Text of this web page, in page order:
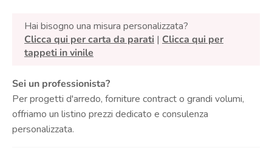
Hai bisogno una misura personalizzata?
Clicca qui per carta da parati | Clicca qui per
tappeti in vinile
Sei un professionista?
Per progetti d'arredo, forniture contract o grandi volumi,
offriamo un listino prezzi dedicato e consulenza
personalizzata.